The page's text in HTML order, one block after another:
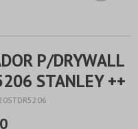
P/DRYWALL
STANLEY ++